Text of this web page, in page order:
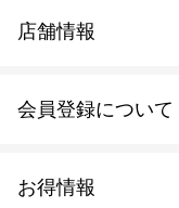
お得情報
会員登録について
店舗情報